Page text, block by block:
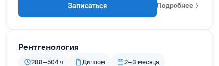
Записаться Подробнее
Рентгенология
288–504 ч Диплом 2–3 месяца